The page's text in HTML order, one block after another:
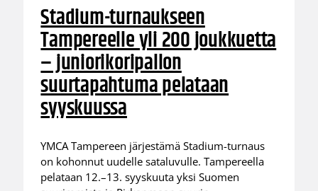
Stadium-turnaukseen
Tampereelle yli 200 joukkuetta
– juniorikoripallon
suurtapahtuma pelataan
syyskuussa
YMCA Tampereen järjestämä Stadium-turnaus
on kohonnut uudelle sataluvulle. Tampereella
pelataan 12.–13. syyskuuta yksi Suomen